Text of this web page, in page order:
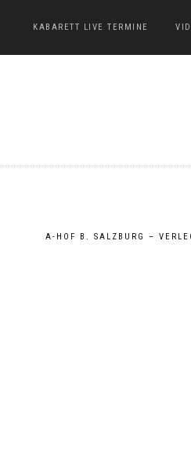
KABARETT LIVE TERMINE
A-HOF B. SALZBURG –